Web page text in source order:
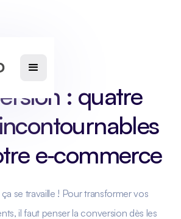
: quatre
e‑commerce
se travaille ! Pour transformer vos
il faut penser la conversion dès les